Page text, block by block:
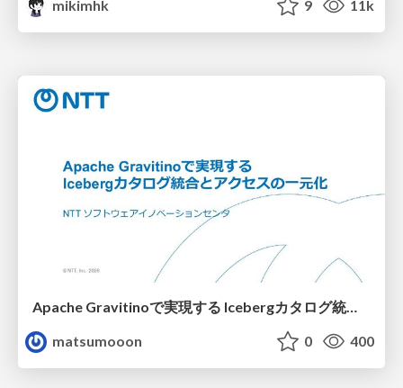
mikimhk
9 11k
Apache Gravitinoで実現する Icebergカタログ統合とアクセスの一元化
matsumooon
0 400